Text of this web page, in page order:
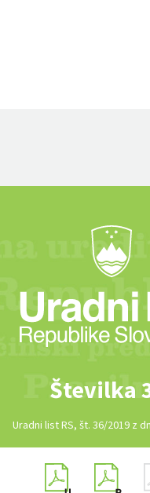
Številka
Uradni list RS, št. 36/2019 z